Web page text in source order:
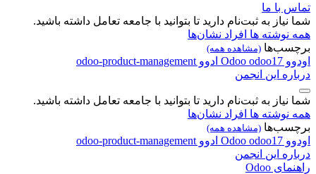
تماس با ما
شما نیاز به ثبت‌نام دارید تا بتوانید با جامعه تعامل داشته باشید.
همه نوشته ها افراد نشان‌ها
برچسب‌ها (مشاهده همه)
اودوو Odoo odoo17 ادوو odoo-product-management
درباره این انجمن
شما نیاز به ثبت‌نام دارید تا بتوانید با جامعه تعامل داشته باشید.
همه نوشته ها افراد نشان‌ها
برچسب‌ها (مشاهده همه)
اودوو Odoo odoo17 ادوو odoo-product-management
درباره این انجمن
راهنمای Odoo